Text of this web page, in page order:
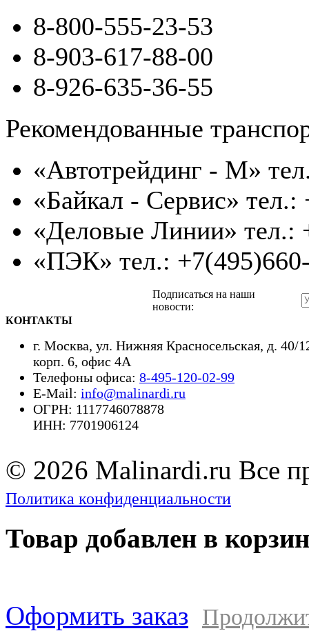
8-800-555-23-53
8-903-617-88-00
8-926-635-36-55
Рекомендованные
«Автотрейдинг - М»
«Байкал - Сервис»
«Деловые Линии» тел.:
«ПЭК» тел.:
Подписаться на наши
новости:
КОНТАКТЫ
г. Москва, ул. Нижняя Красносельская, д. 40/
корп. 6, офис 4А
Телефоны офиса: 8-495-120-02-99
E-Mail: info@malinardi.ru
ОГРН: 1117746078878
ИНН: 7701906124
© 2026 Malinardi.ru Все
Политика конфиденциальности
Товар добавлен в
Оформить заказ